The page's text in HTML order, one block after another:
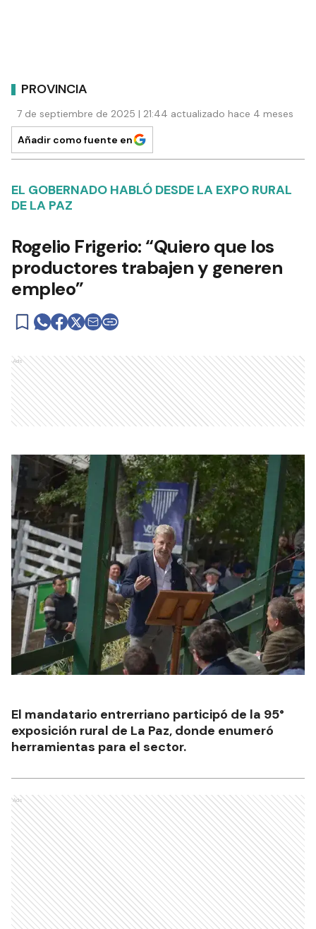
PROVINCIA
7 de septiembre de 2025 | 21:44 actualizado hace 4 meses
Añadir como fuente en
EL GOBERNADO HABLÓ DESDE LA EXPO RURAL
DE LA PAZ
Rogelio Frigerio: “Quiero que los
productores trabajen y generen
empleo”
Ads
El mandatario entrerriano participó de la 95°
exposición rural de La Paz, donde enumeró
herramientas para el sector.
Ads